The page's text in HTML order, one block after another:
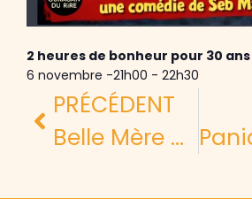
2 heures de bonheur pour 30
6 novembre -21h00 - 22h30
PRÉCÉDENT
Belle Mère à Vendre